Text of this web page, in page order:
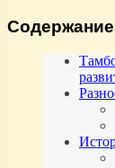
Содержание